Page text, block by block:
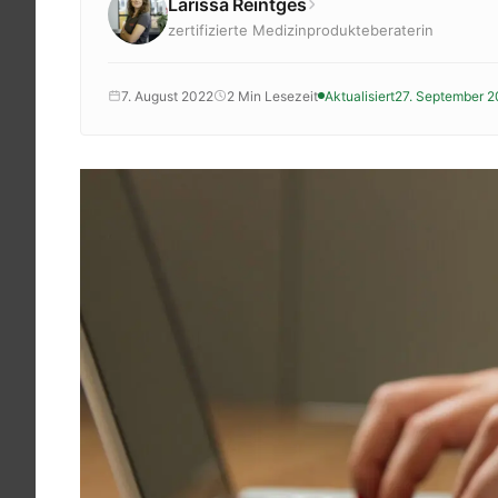
Krankenkassenzuschuss
Krankheitsbilder
Reisen
Larissa Reintges
zertifizierte Medizinprodukteberaterin
7. August 2022 2 Min Lesezeit Aktualisiert27. September